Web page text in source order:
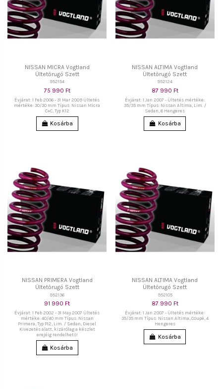
NISSAN MICRA Vogtland
Ültetőrugó Szett
952154
75 990 Ft
Évjárat: 1 Feb 2006 - 31 Mar 2009 Ültetés
mértéke: 30/30 mm Típus: Nissan Micra
C+C, Typ K12
Kosárba
NISSAN ALTIMA Vogtland
Ültetőrugó Szett
952124
87 990 Ft
Évjárat: 1 Jan 2007 - Ültetés mértéke:
35/35 mm Típus: Nissan Altima, Lim. /
Sedan, 6 Hengeres
Kosárba
NISSAN PRIMERA Vogtland
Ültetőrugó Szett
952136
91 990 Ft
Évjárat: 1 Feb 2002 - 31 May 2007 Ültetés
mértéke: 40/40 mm Típus: Nissan
Primera, Typ P12, Lim. / Sedan, Diesel
Kivezetés alatt, kizárólag a készlet
erejéig rendelhető!
Kosárba
NISSAN ALTIMA Vogtland
Ültetőrugó Szett
952105
87 990 Ft
Évjárat: 1 Jan 2007 - Ültetés mértéke:
35/35 mm Típus: Nissan Altima, Coupé, 4
Hengeres
Kosárba